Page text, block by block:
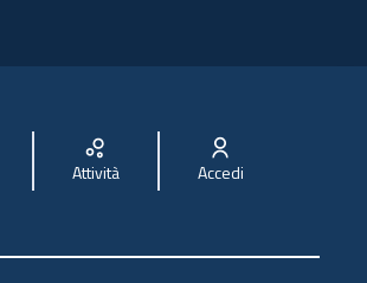
Attività Accedi